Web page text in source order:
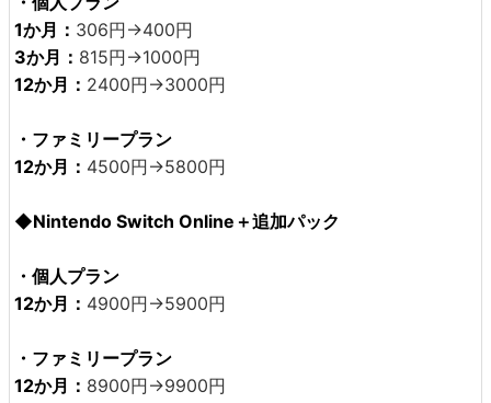
1か月： 306円→400円
3か月： 815円→1000円
12か月： 2400円→3000円
・ファミリープラン
12か月： 4500円→5800円
◆Nintendo Switch Online＋追加パック
・個人プラン
12か月： 4900円→5900円
・ファミリープラン
12か月： 8900円→9900円